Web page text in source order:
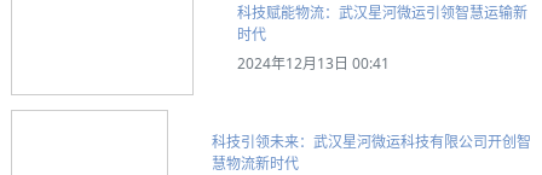
科技赋能物流：武汉星河微运引领智慧运输新
时代
2024年12月13日 00:41
科技引领未来：武汉星河微运科技有限公司开创智
慧物流新时代